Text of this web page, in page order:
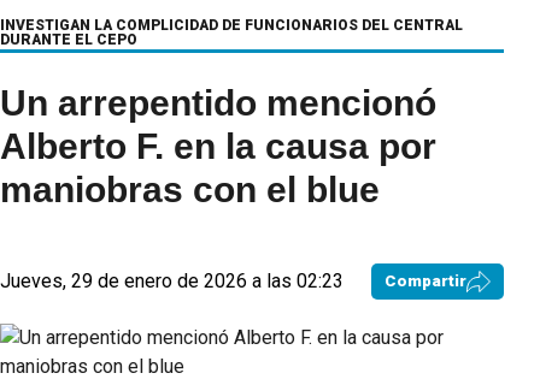
INVESTIGAN LA COMPLICIDAD DE FUNCIONARIOS DEL CENTRAL
DURANTE EL CEPO
Un arrepentido mencionó
Alberto F. en la causa por
maniobras con el blue
Jueves, 29 de enero de 2026 a las 02:23 Compartir